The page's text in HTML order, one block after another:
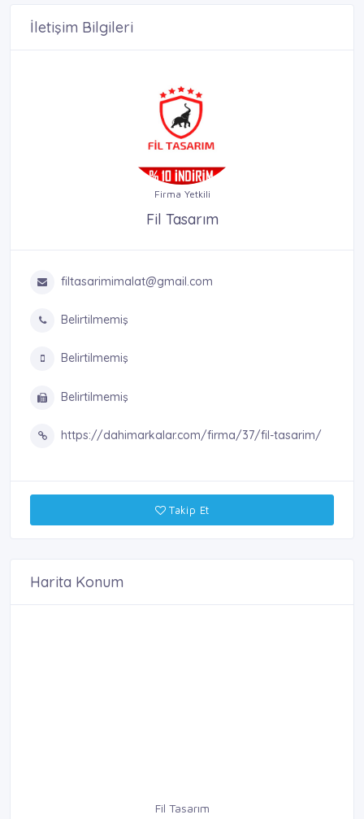
İletişim Bilgileri
Firma Yetkili
Fil Tasarım
filtasarimimalat@gmail.com
Belirtilmemiş
Belirtilmemiş
Belirtilmemiş
https://dahimarkalar.com/firma/37/fil-tasarim/
Takip Et
Harita Konum
Fil Tasarım